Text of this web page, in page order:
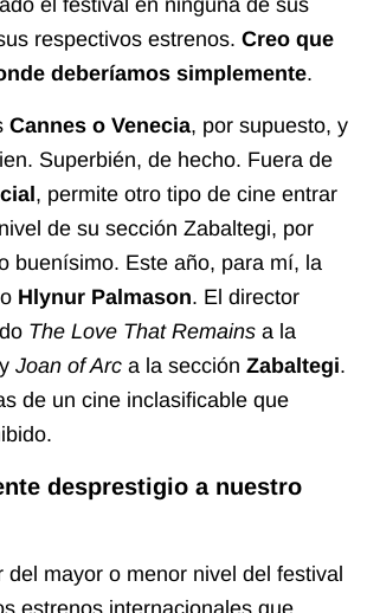
el festival en ninguna de sus
respectivos estrenos. Creo que
deberíamos simplemente.
Cannes o Venecia, por supuesto, y
Superbién, de hecho. Fuera de
, permite otro tipo de cine entrar
de su sección Zabaltegi, por
buenísimo. Este año, para mí, la
Hlynur Palmason. El director
The Love That Remains a la
Joan of Arc a la sección Zabaltegi.
de un cine inclasificable que
desprestigio a nuestro
del mayor o menor nivel del festival